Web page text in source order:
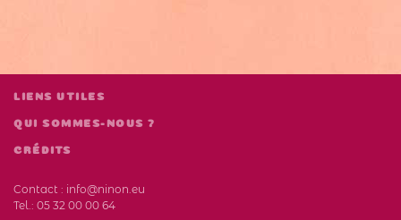
LIENS UTILES
QUI SOMMES-NOUS ?
CRÉDITS
Contact : info@ninon.eu
Tel.: 05 32 00 00 64